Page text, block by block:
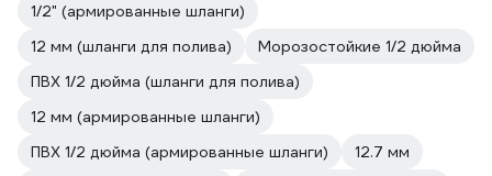
1/2" (армированные шланги)
12 мм (шланги для полива)
Морозостойкие 1/2 дюйма
ПВХ 1/2 дюйма (шланги для полива)
12 мм (армированные шланги)
ПВХ 1/2 дюйма (армированные шланги)
12.7 мм